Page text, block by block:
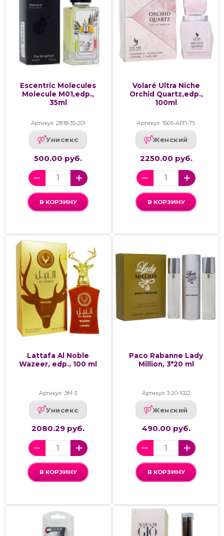
Escentric Molecules
Molecule M01,edp.,
35ml
Артикул: 2В18-35-201
Унисекс
500.00 руб.
В КОРЗИНУ
Volaré Ultra Niche
Orchid Quartz,edp.,
100ml
Артикул: 1Б05-АРП-75
Женский
2250.00 руб.
В КОРЗИНУ
Lattafa Al Noble
Wazeer, edp., 100 ml
Артикул: ЭМ-3
Унисекс
2080.29 руб.
В КОРЗИНУ
Paco Rabanne Lady
Million, 3*20 ml
Артикул: 3-20-1022
Женский
490.00 руб.
В КОРЗИНУ